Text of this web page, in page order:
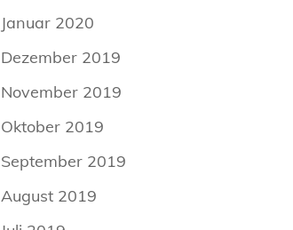
Januar 2020
Dezember 2019
November 2019
Oktober 2019
September 2019
August 2019